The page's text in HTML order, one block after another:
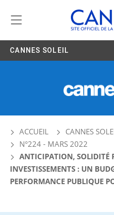
CANNES SOLEIL
ACCUEIL CANNES
N°224 - MARS 2022
ANTICIPATION, SOLIDITÉ
INVESTISSEMENTS : UN
PERFORMANCE PUBLIQUE